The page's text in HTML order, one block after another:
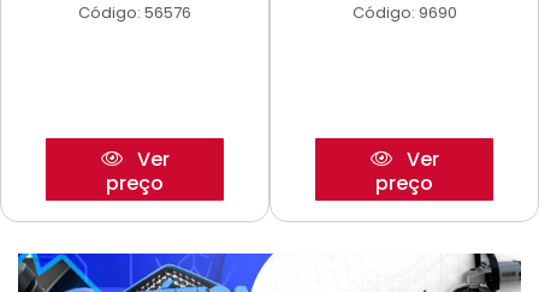
Código: 56576
Ver
preço
Código: 9690
Ver
preço